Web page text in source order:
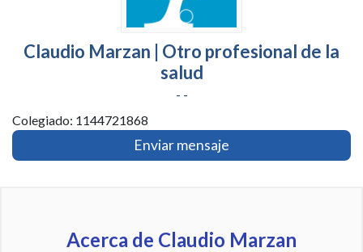
Claudio Marzan | Otro profesional de la
salud
- -
Colegiado: 1144721868
Enviar mensaje
Acerca de Claudio Marzan